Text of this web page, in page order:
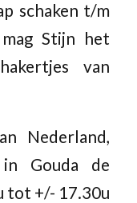
schaken t/m
Stijn het
van
Nederland,
Gouda de
tot +/- 17.30u